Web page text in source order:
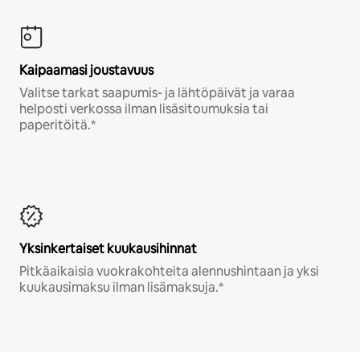
Kaipaamasi joustavuus
Valitse tarkat saapumis- ja lähtöpäivät ja varaa
helposti verkossa ilman lisäsitoumuksia tai
paperitöitä.*
Yksinkertaiset kuukausihinnat
Pitkäaikaisia vuokrakohteita alennushintaan ja yksi
kuukausimaksu ilman lisämaksuja.*